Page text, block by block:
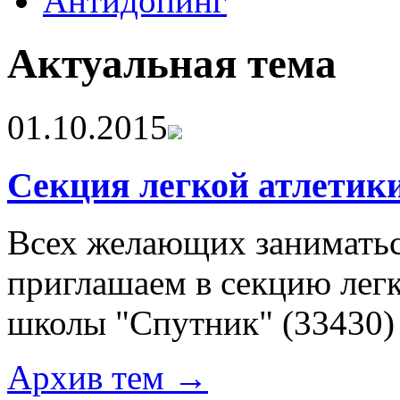
Актуальная тема
01.10.2015
Секция легкой
Всех желающих
приглашаем в секцию
школы "Спутник" (33430)
Архив тем →